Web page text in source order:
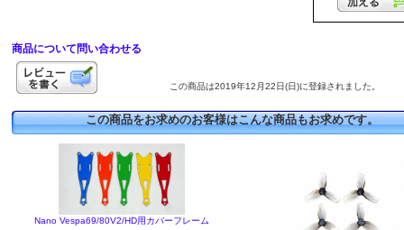
商品について問い合わせる
この商品は2019年12月22日(日)に登録されました。
この商品をお求めのお客様はこんな商品もお求めです。
Nano Vespa69/80V2/HD用カバーフレーム